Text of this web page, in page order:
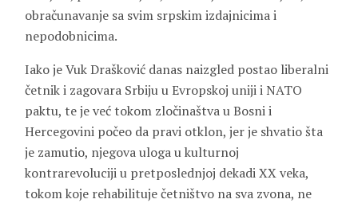
obračunavanje sa svim srpskim izdajnicima i
nepodobnicima.
Iako je Vuk Drašković danas naizgled postao liberalni
četnik i zagovara Srbiju u Evropskoj uniji i NATO
paktu, te je već tokom zločinaštva u Bosni i
Hercegovini počeo da pravi otklon, jer je shvatio šta
je zamutio, njegova uloga u kulturnoj
kontrarevoluciji u pretposlednjoj dekadi XX veka,
tokom koje rehabilituje četništvo na sva zvona, ne